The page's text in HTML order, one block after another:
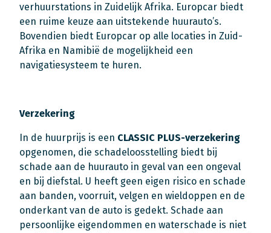
verhuurstations in Zuidelijk Afrika. Europcar biedt
een ruime keuze aan uitstekende huurauto’s.
Bovendien biedt Europcar op alle locaties in Zuid-
Afrika en Namibië de mogelijkheid een
navigatiesysteem te huren.
Verzekering
In de huurprijs is een CLASSIC PLUS-verzekering
opgenomen, die schadeloosstelling biedt bij
schade aan de huurauto in geval van een ongeval
en bij diefstal. U heeft geen eigen risico en schade
aan banden, voorruit, velgen en wieldoppen en de
onderkant van de auto is gedekt. Schade aan
persoonlijke eigendommen en waterschade is niet